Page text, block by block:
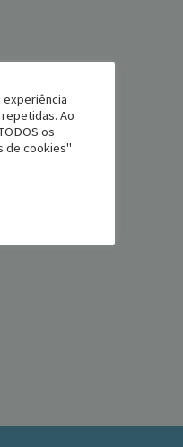
experiência
Ao
os
de cookies"